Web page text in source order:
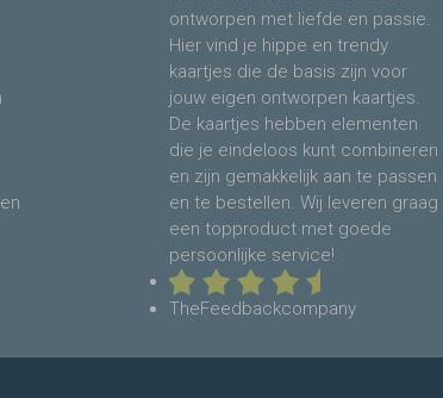
ontworpen met liefde en passie.
Hier vind je hippe en trendy
kaartjes die de basis zijn voor
jouw eigen ontworpen kaartjes.
De kaartjes hebben elementen
die je eindeloos kunt combineren
en zijn gemakkelijk aan te passen
en te bestellen. Wij leveren graag
een topproduct met goede
persoonlijke service!
TheFeedbackcompany